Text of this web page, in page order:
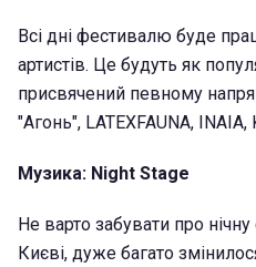
Всі дні фестивалю буде
артистів. Це будуть як
присвячений певному
"Агонь", LATEXFAUNA, INAIA,
Музика: Night Stage
Не варто забувати про
Києві, дуже багато